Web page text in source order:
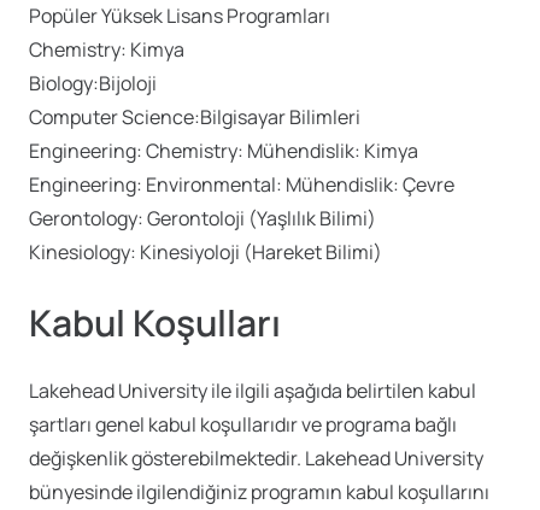
Popüler Yüksek Lisans Programları
Chemistry: Kimya
Biology:Bijoloji
Computer Science:Bilgisayar Bilimleri
Engineering: Chemistry: Mühendislik: Kimya
Engineering: Environmental: Mühendislik: Çevre
Gerontology: Gerontoloji (Yaşlılık Bilimi)
Kinesiology: Kinesiyoloji (Hareket Bilimi)
Kabul Koşulları
Lakehead University ile ilgili aşağıda belirtilen kabul
şartları genel kabul koşullarıdır ve programa bağlı
değişkenlik gösterebilmektedir. Lakehead University
bünyesinde ilgilendiğiniz programın kabul koşullarını